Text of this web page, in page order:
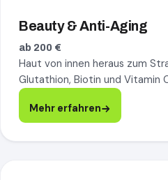
Beauty & Anti-Aging
ab 200 €
Haut von innen heraus zum
Glutathion, Biotin und Vitamin
Mehr erfahren